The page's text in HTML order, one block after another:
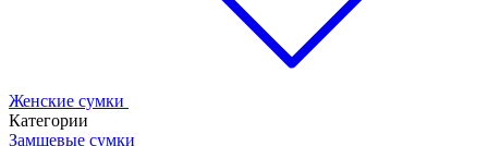
Женские сумки
Категории
Замшевые сумки